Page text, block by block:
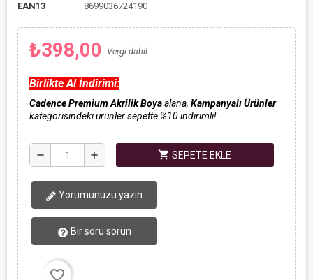
EAN13
8699036724190
₺398,00 Vergi dahil
Birlikte Al İndirimi:
Cadence Premium Akrilik Boyaalana, Kampanyalı Ürünler
kategorisindeki ürünler sepette %10 indirimli!
remove add shopping_cart SEPETE EKLE
Yorumunuzu yazın
Bir soru sorun
favorite_border